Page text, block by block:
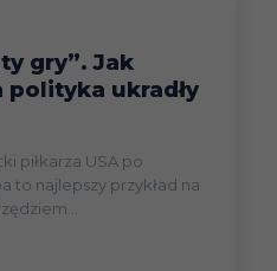
gry”. Jak
polityka ukradły
piłkarza USA po
to najlepszy przykład na